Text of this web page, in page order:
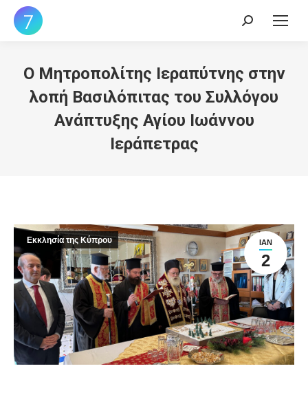
Search:
Ο Μητροπολίτης Ιεραπύτνης στην
λοπή Βασιλόπιτας του Συλλόγου
Ανάπτυξης Αγίου Ιωάννου
Ιεράπετρας
ΙΑΝ
2
Εκκλησία της Κύπρου